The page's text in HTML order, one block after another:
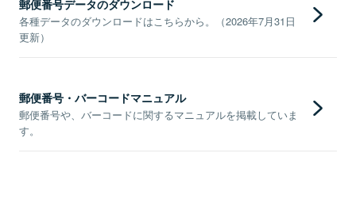
郵便番号データのダウンロード
各種データのダウンロードはこちらから。（2026年7月31日
更新）
郵便番号・バーコードマニュアル
郵便番号や、バーコードに関するマニュアルを掲載していま
す。